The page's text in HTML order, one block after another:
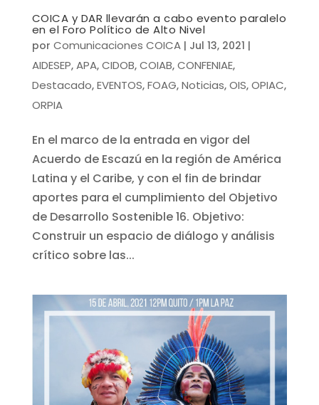
COICA y DAR llevarán a cabo evento paralelo
en el Foro Político de Alto Nivel
por Comunicaciones COICA| Jul 13, 2021 |
AIDESEP, APA, CIDOB, COIAB, CONFENIAE,
Destacado, EVENTOS, FOAG, Noticias, OIS, OPIAC,
ORPIA
En el marco de la entrada en vigor del
Acuerdo de Escazú en la región de América
Latina y el Caribe, y con el fin de brindar
aportes para el cumplimiento del Objetivo
de Desarrollo Sostenible 16. Objetivo:
Construir un espacio de diálogo y análisis
crítico sobre las...